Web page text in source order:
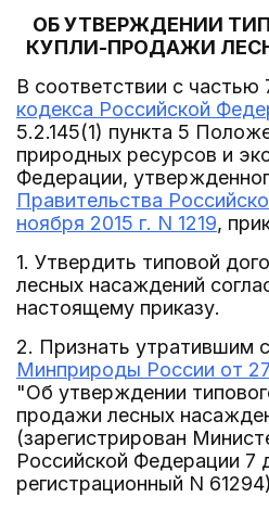
ОБ УТВЕРЖДЕНИИ
КУПЛИ-ПРОДАЖИ
В соответствии с частью
кодекса Российской
5.2.145(1) пункта 5
природных ресурсов и
Федерации,
Правительства
ноября 2015 г. N 1219,
1. Утвердить типовой
лесных насаждений
настоящему приказу.
2. Признать утратившим
Минприроды России от
"Об утверждении
продажи лесных
(зарегистрирован
Российской Федерации 7
регистрационный N